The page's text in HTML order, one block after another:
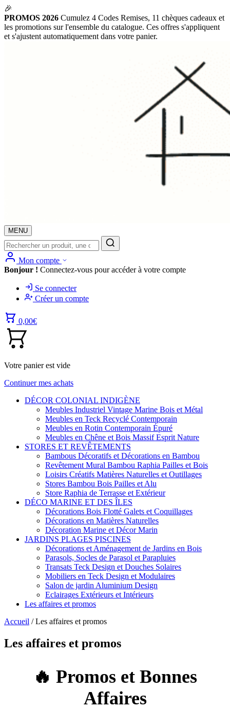
🎉
PROMOS 2026 Cumulez 4 Codes Remises, 11 chèques cadeaux et
les promotions sur l'ensemble du catalogue. Ces offres s'appliquent
et s'ajustent automatiquement dans votre panier.
MENU
Mon compte
Bonjour ! Connectez-vous pour accéder à votre compte
Se connecter
Créer un compte
0,00€
Votre panier est vide
Continuer mes achats
DÉCOR COLONIAL INDIGÈNE
Meubles Industriel Vintage Marine Bois et Métal
Meubles en Teck Recyclé Contemporain
Meubles en Rotin Contemporain Épuré
Meubles en Chêne et Bois Massif Esprit Nature
STORES ET REVÊTEMENTS
Bambous Décoratifs et Décorations en Bambou
Revêtement Mural Bambou Raphia Pailles et Bois
Loisirs Créatifs Matières Naturelles et Outillages
Stores Bambou Bois Pailles et Alu
Store Raphia de Terrasse et Extérieur
DÉCO MARINE ET DES ÎLES
Décorations Bois Flotté Galets et Coquillages
Décorations en Matières Naturelles
Décoration Marine et Décor Marin
JARDINS PLAGES PISCINES
Décorations et Aménagement de Jardins en Bois
Parasols, Socles de Parasol et Parapluies
Transats Teck Design et Douches Solaires
Mobiliers en Teck Design et Modulaires
Salon de jardin Aluminium Design
Eclairages Extérieurs et Intérieurs
Les affaires et promos
Accueil /Les affaires et promos
Les affaires et promos
🔥 Promos et Bonnes
Affaires